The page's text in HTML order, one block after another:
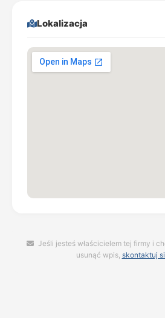
Lokalizacja
Jeśli jesteś właścicielem tej firmy i
usunąć wpis, skontaktuj